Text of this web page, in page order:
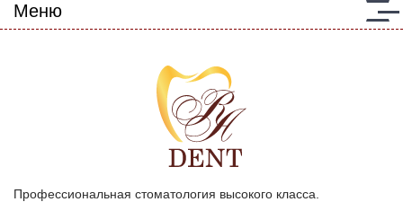
Меню
Профессиональная стоматология высокого класса.